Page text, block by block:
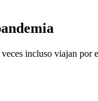
incluso viajan